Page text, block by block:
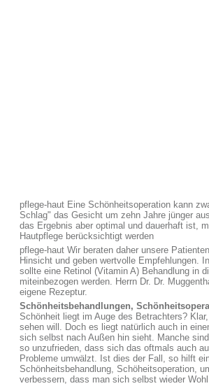
pflege-haut Eine Schönheitsoperation kann
Schlag" das Gesicht um zehn Jahre jünger
das Ergebnis aber optimal und dauerhaft ist,
Hautpflege berücksichtigt werden
pflege-haut Wir beraten daher unsere
Hinsicht und geben wertvolle Empfehlungen.
sollte eine Retinol (Vitamin A) Behandlung in
miteinbezogen werden. Herrn Dr. Dr.
eigene Rezeptur.
Schönheitsbehandlungen,
Schönheit liegt im Auge des Betrachters?
sehen will. Doch es liegt natürlich auch in
sich selbst nach Außen hin sieht. Manche
so unzufrieden, dass sich das oftmals auch
Probleme umwälzt. Ist dies der Fall, so hilft
Schönheitsbehandlung, Schöheitsoperation,
verbessern, dass man sich selbst wieder